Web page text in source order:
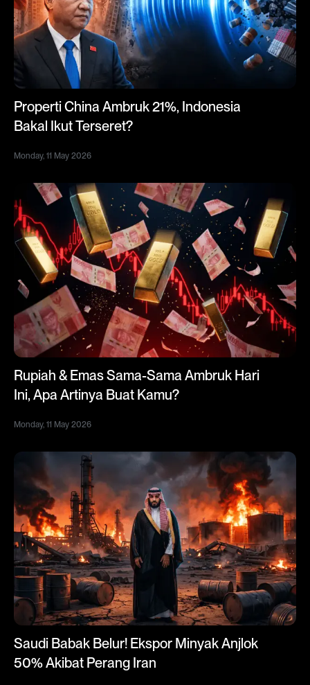
Properti China Ambruk 21%, Indonesia
Bakal Ikut Terseret?
Monday, 11 May 2026
Rupiah & Emas Sama-Sama Ambruk Hari
Ini, Apa Artinya Buat Kamu?
Monday, 11 May 2026
Saudi Babak Belur! Ekspor Minyak Anjlok
50% Akibat Perang Iran